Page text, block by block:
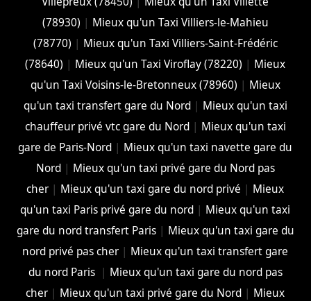
(78930) | Mieux qu'un Taxi Villiers-le-Mahieu
(78770) | Mieux qu'un Taxi Villiers-Saint-Frédéric
(78640) | Mieux qu'un Taxi Viroflay (78220) | Mieux
qu'un Taxi Voisins-le-Bretonneux (78960) | Mieux
qu'un taxi transfert gare du Nord| Mieux qu'un taxi
chauffeur privé vtc gare du Nord| Mieux qu'un taxi
gare de Paris-Nord | Mieux qu'un taxi navette gare du
Nord| Mieux qu'un taxi privé gare du Nord pas
cher | Mieux qu'un taxi gare du nord privé | Mieux
qu'un taxi Paris privé gare du nord | Mieux qu'un taxi
gare du nord transfert Paris| Mieux qu'un taxi gare du
nord privé pas cher | Mieux qu'un taxi transfert gare
du nord Paris | Mieux qu'un taxi gare du nord pas
cher | Mieux qu'un taxi privé gare du Nord | Mieux